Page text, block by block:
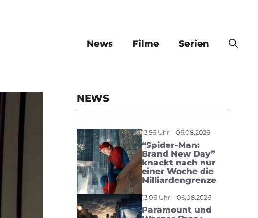
News Filme Serien
NEWS
13:56 Uhr – 06.08.2026
“Spider-Man:
Brand New Day”
knackt nach nur
einer Woche die
Milliardengrenze
13:06 Uhr – 06.08.2026
Paramount und